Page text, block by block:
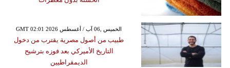
GMT 02:01 2026 الخميس ,06 آب / أغسطس
طبيب من أصول مصرية يقترب من دخول
التاريخ الأميركي بعد فوزه بترشيح
الديمقراطيين